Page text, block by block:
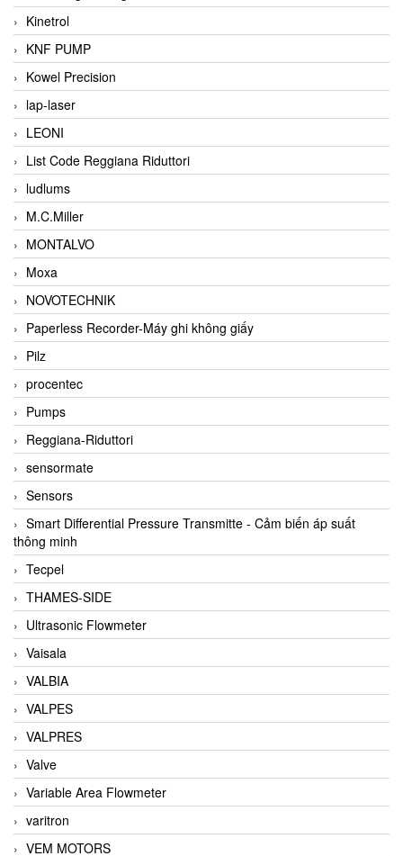
Kinetrol
KNF PUMP
Kowel Precision
lap-laser
LEONI
List Code Reggiana Riduttori
ludlums
M.C.Miller
MONTALVO
Moxa
NOVOTECHNIK
Paperless Recorder-Máy ghi không giấy
Pilz
procentec
Pumps
Reggiana-Riduttori
sensormate
Sensors
Smart Differential Pressure Transmitte - Cảm biến áp suất
thông minh
Tecpel
THAMES-SIDE
Ultrasonic Flowmeter
Vaisala
VALBIA
VALPES
VALPRES
Valve
Variable Area Flowmeter
varitron
VEM MOTORS